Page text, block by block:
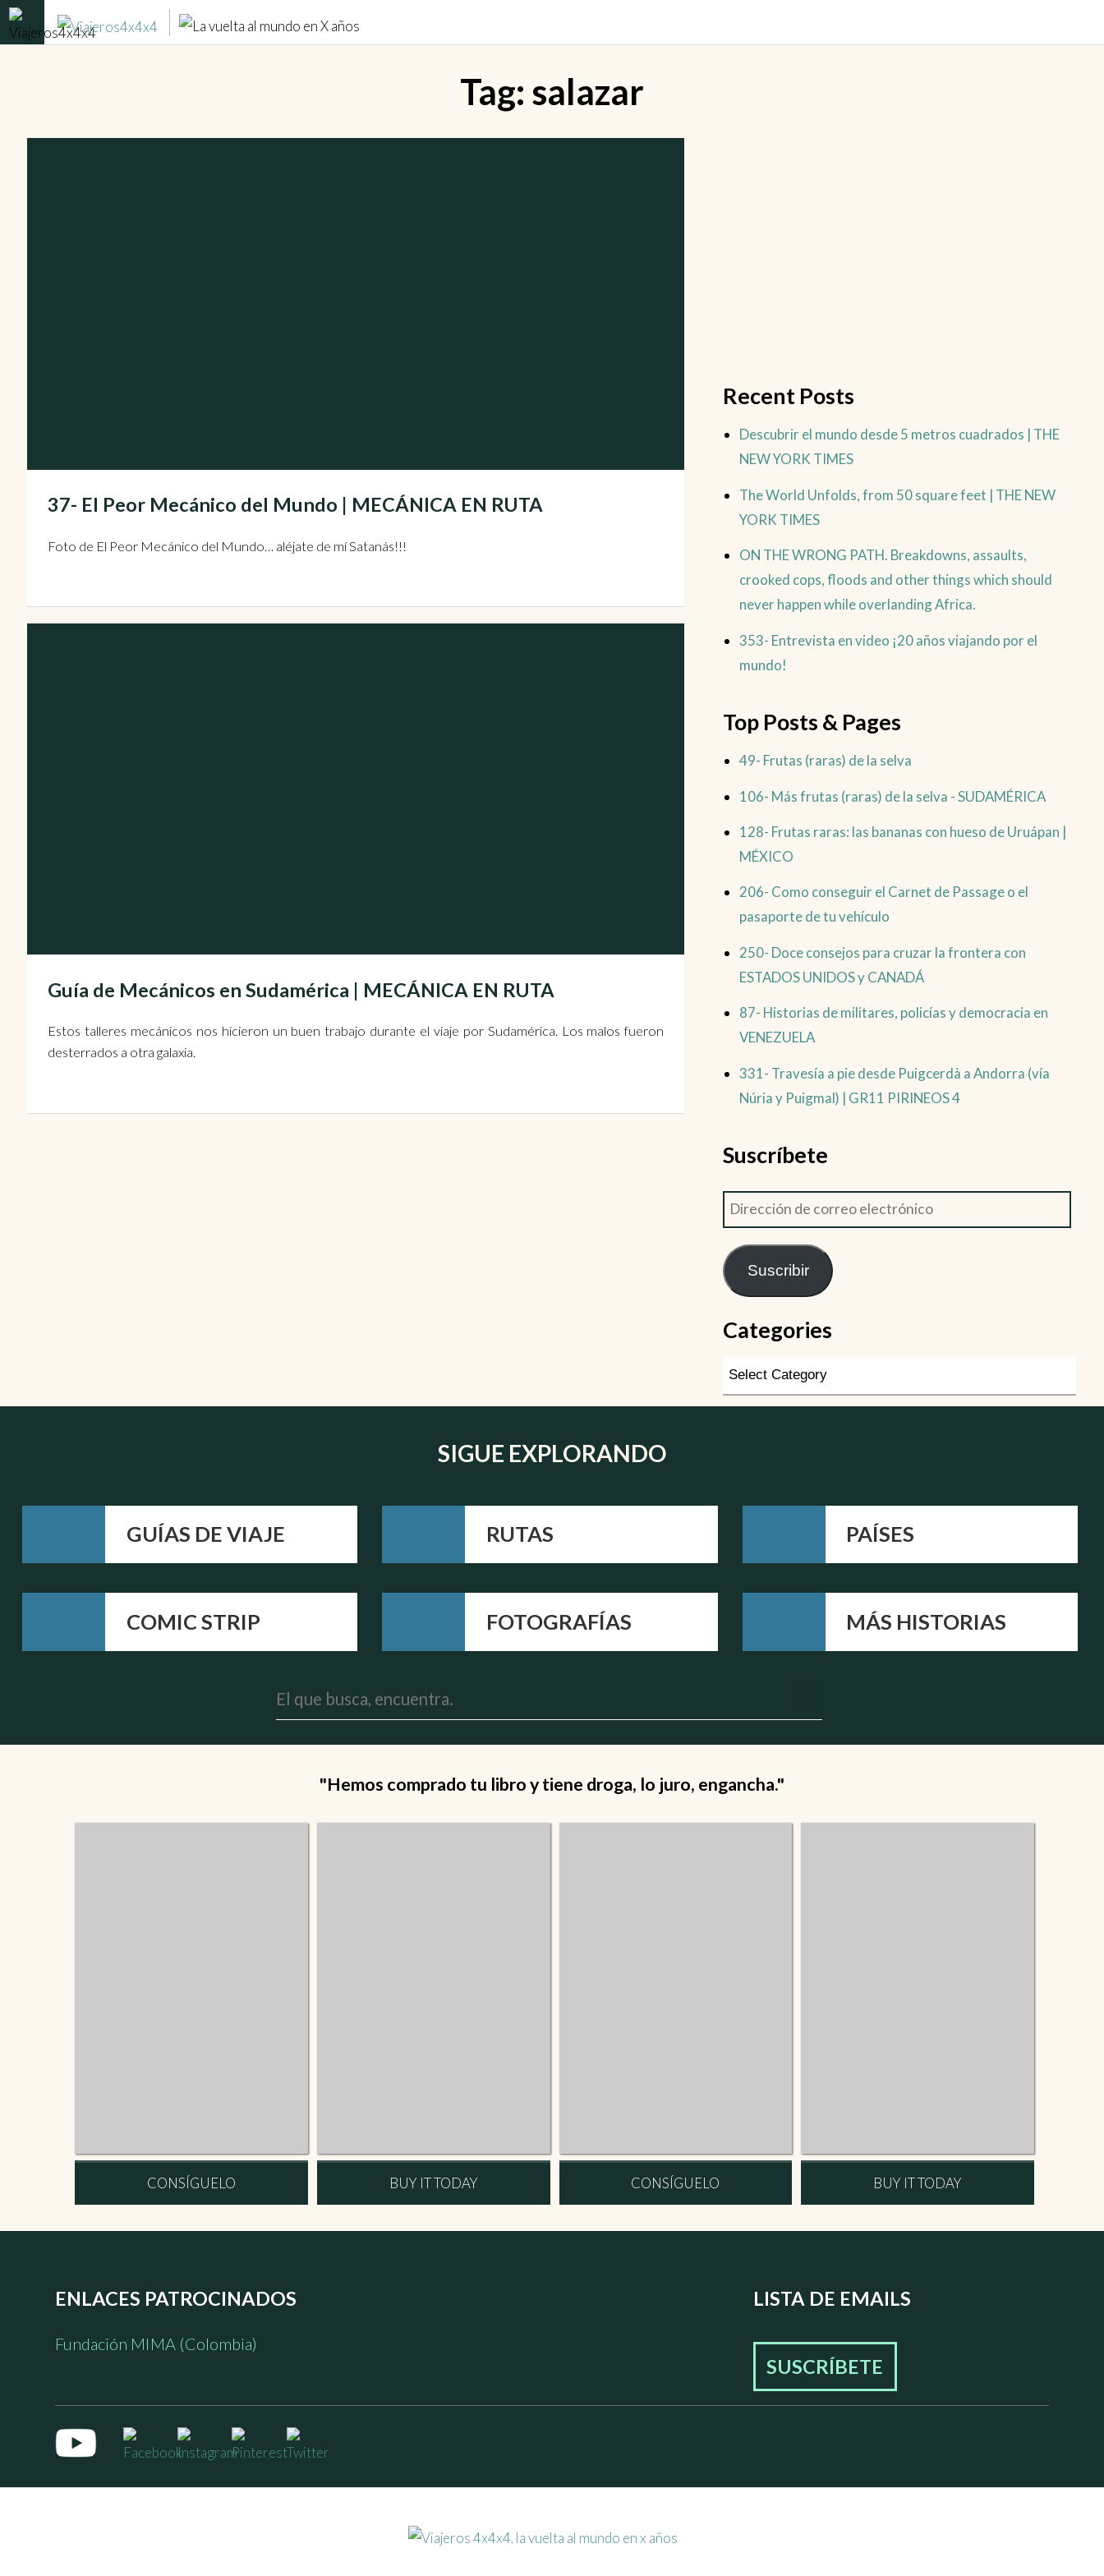
Tag: salazar
37- El Peor Mecánico del Mundo | MECÁNICA EN RUTA
Foto de El Peor Mecánico del Mundo… aléjate de mí Satanás!!!
Guía de Mecánicos en Sudamérica | MECÁNICA EN RUTA
Estos talleres mecánicos nos hicieron un buen trabajo durante el viaje por Sudamérica. Los malos fueron
desterrados a otra galaxia.
Recent Posts
Descubrir el mundo desde 5 metros cuadrados | THE
NEW YORK TIMES
The World Unfolds, from 50 square feet | THE NEW
YORK TIMES
ON THE WRONG PATH. Breakdowns, assaults,
crooked cops, floods and other things which should
never happen while overlanding Africa.
353- Entrevista en video ¡20 años viajando por el
mundo!
Top Posts & Pages
49- Frutas (raras) de la selva
106- Más frutas (raras) de la selva - SUDAMÉRICA
128- Frutas raras: las bananas con hueso de Uruápan |
MÉXICO
206- Como conseguir el Carnet de Passage o el
pasaporte de tu vehículo
250- Doce consejos para cruzar la frontera con
ESTADOS UNIDOS y CANADÁ
87- Historias de militares, policías y democracia en
VENEZUELA
331- Travesía a pie desde Puigcerdà a Andorra (vía
Núria y Puigmal) | GR11 PIRINEOS 4
Suscríbete
Suscribir
Categories
SIGUE EXPLORANDO
GUÍAS DE VIAJE RUTAS PAÍSES
COMIC STRIP FOTOGRAFÍAS MÁS HISTORIAS
"Hemos comprado tu libro y tiene droga, lo juro, engancha."
CONSÍGUELO BUY IT TODAY CONSÍGUELO BUY IT TODAY
ENLACES PATROCINADOS
Fundación MIMA (Colombia)
LISTA DE EMAILS
SUSCRÍBETE